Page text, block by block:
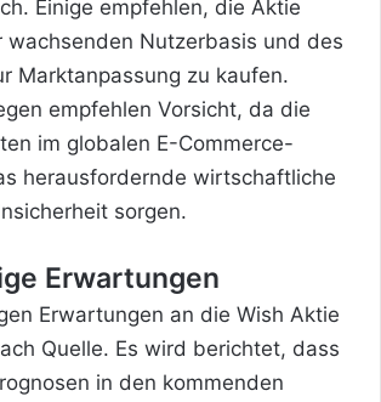
Einige empfehlen, die Aktie
wachsenden Nutzerbasis und des
Marktanpassung zu kaufen.
empfehlen Vorsicht, da die
im globalen E-Commerce-
herausfordernde wirtschaftliche
sorgen.
Erwartungen
Erwartungen an die Wish Aktie
Quelle. Es wird berichtet, dass
in den kommenden